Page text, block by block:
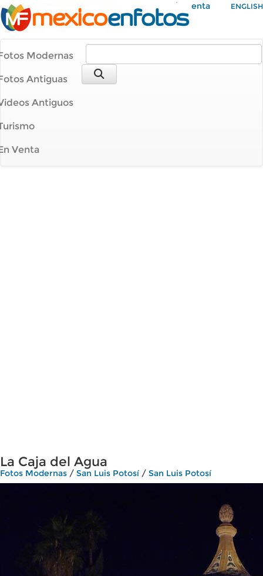
Mi Cuenta ENGLISH
Modernas
Antiguas
Antiguos
Venta
La Caja del Agua
Fotos Modernas / San Luis Potosí / San Luis Potosí